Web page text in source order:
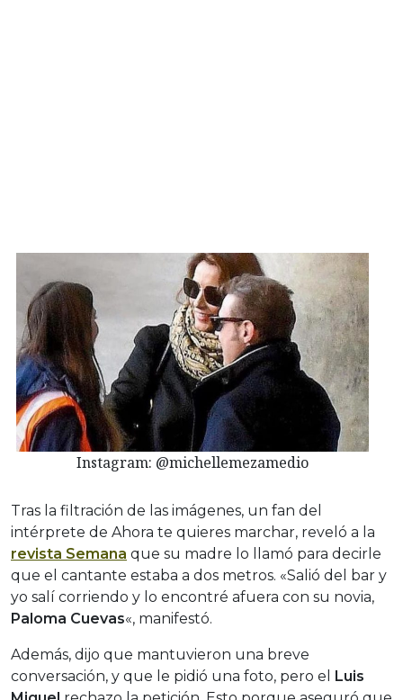
Instagram: @michellemezamedio
Tras la filtración de las imágenes, un fan del
intérprete de Ahora te quieres marchar, reveló a la
revista Semana que su madre lo llamó para decirle
que el cantante estaba a dos metros. «Salió del bar y
yo salí corriendo y lo encontré afuera con su novia,
Paloma Cuevas«, manifestó.
Además, dijo que mantuvieron una breve
conversación, y que le pidió una foto, pero el Luis